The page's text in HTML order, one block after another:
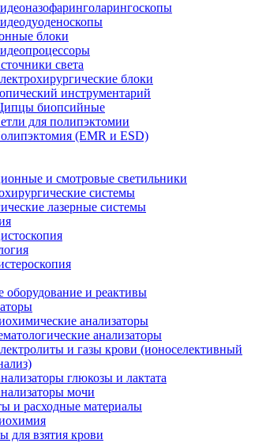
блоки
света
блоки
инструментарий
биопсийные
для полипэктомии
(EMR и ESD)
и смотровые светильники
системы
лазерные системы
оборудование и реактивы
анализаторы
анализаторы
и газы крови (ионоселективный
глюкозы и лактата
мочи
и расходные материалы
для взятия крови